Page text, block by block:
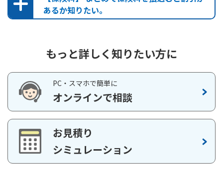
ります。
料払込総額を下回ります。
ご契約例
年金支払期間30年（30回分）、保証期間20年（20
回分）の場合
お問い合わせ
マイページ
あるか知りたい。
前納払込保険料シミュレーション（かんぽ生命保険契
約）
前納払込保険料シミュレーション（簡易生命保険契
もっと詳しく知りたい方に
PC・スマホで簡単に
オンラインで相談
お見積り
シミュレーション